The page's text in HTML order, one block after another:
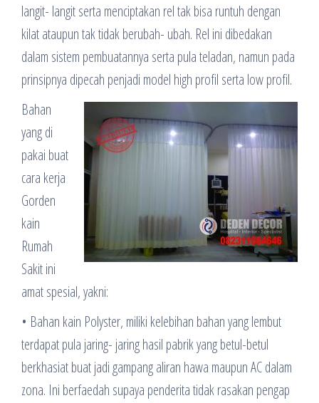
langit- langit serta menciptakan rel tak bisa runtuh dengan
kilat ataupun tak tidak berubah- ubah. Rel ini dibedakan
dalam sistem pembuatannya serta pula teladan, namun pada
prinsipnya dipecah penjadi model high profil serta low profil.
Bahan
yang di
pakai buat
cara kerja
Gorden
kain
Rumah
Sakit ini
amat spesial, yakni:
• Bahan kain Polyster, miliki kelebihan bahan yang lembut
terdapat pula jaring- jaring hasil pabrik yang betul-betul
berkhasiat buat jadi gampang aliran hawa maupun AC dalam
zona. Ini berfaedah supaya penderita tidak rasakan pengap